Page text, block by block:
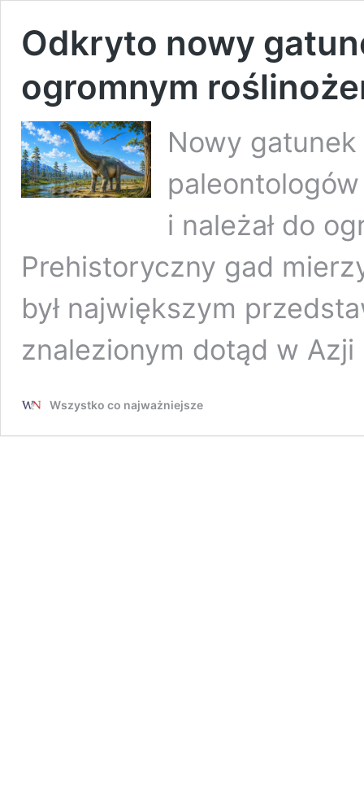
Odkryto nowy
ogromnym
Nowy
paleontologów
i należał do
Prehistoryczny gad
był największym
znalezionym dotąd w Azji
Wszystko co najważniejsze